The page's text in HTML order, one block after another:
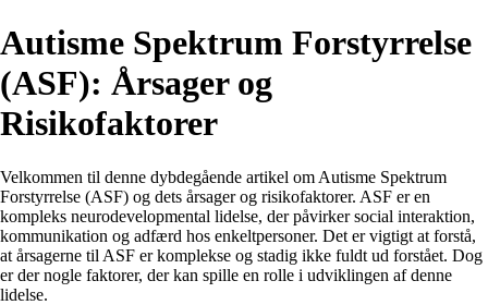
Autisme Spektrum Forstyrrelse
(ASF): Årsager og
Risikofaktorer
Velkommen til denne dybdegående artikel om Autisme Spektrum
Forstyrrelse (ASF) og dets årsager og risikofaktorer. ASF er en
kompleks neurodevelopmental lidelse, der påvirker social interaktion,
kommunikation og adfærd hos enkeltpersoner. Det er vigtigt at forstå,
at årsagerne til ASF er komplekse og stadig ikke fuldt ud forstået. Dog
er der nogle faktorer, der kan spille en rolle i udviklingen af denne
lidelse.